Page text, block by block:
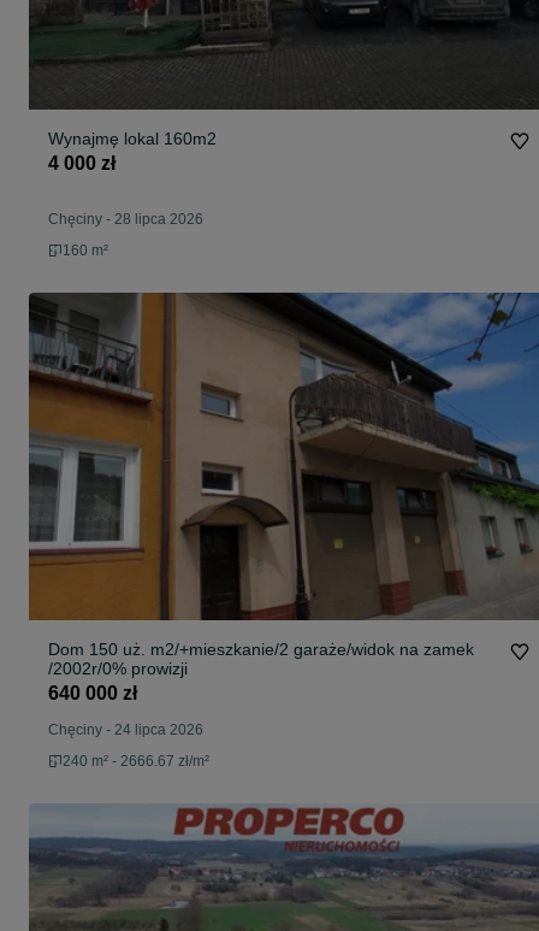
Wynajmę lokal 160m2
4 000 zł
Chęciny - 28 lipca 2026
160 m²
Dom 150 uż. m2/+mieszkanie/2 garaże/widok na zamek
/2002r/0% prowizji
640 000 zł
Chęciny - 24 lipca 2026
240 m² - 2666.67 zł/m²